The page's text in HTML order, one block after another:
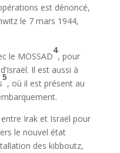
est dénoncé,
le 7 mars 1944,
le MOSSAD
4
, pour
Il est aussi à
5
, où il est présent au
Irak et Israël pour
le nouvel état
des kibboutz,